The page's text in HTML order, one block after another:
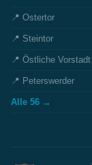
📍 Ostertor
📍 Steintor
📍 Östliche Vorstadt
📍 Peterswerder
Alle 56 →